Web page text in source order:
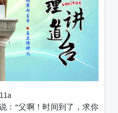
：“父啊！时间到了，求你